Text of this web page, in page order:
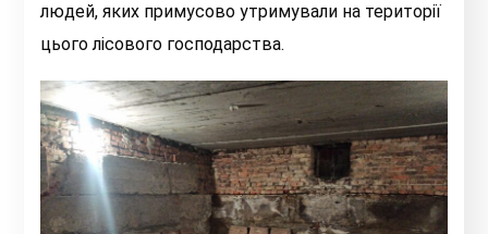
людей, яких примусово утримували на території
цього лісового господарства.